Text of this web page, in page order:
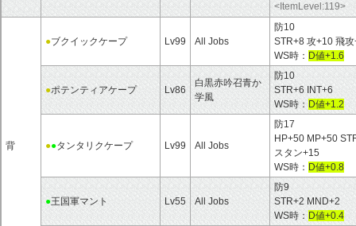
<ItemLevel:119>
背
●ブクイックケープ Lv99 All Jobs
防10
STR+8 攻+10 飛
WS時： D値+1.6
●ポテンティアケープ Lv86
白黒赤吟召青か
学風
防10
STR+6 INT+6
WS時： D値+1.2
●●タンタリクケープ Lv99 All Jobs
防17
HP+50 MP+50
スタン+15
WS時： D値+0.8
●王国軍マント Lv55 All Jobs
防9
STR+2 MND+2
WS時： D値+0.4